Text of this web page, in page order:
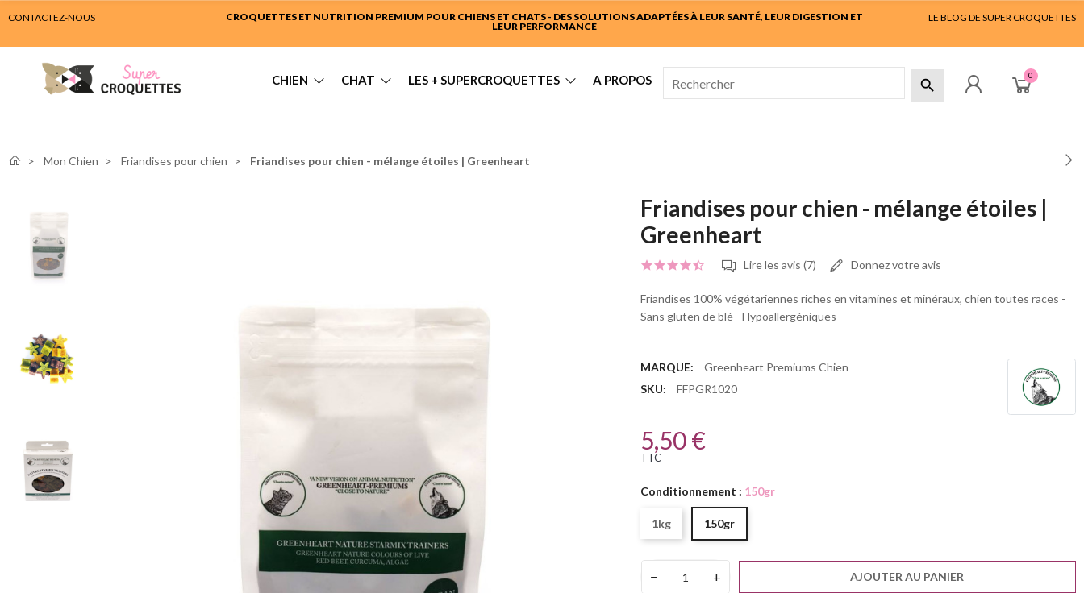
CONTACTEZ-NOUS
CROQUETTES ET NUTRITION PREMIUM POUR CHIENS ET CHATS - DES SOLUTIONS ADAPTÉES À LEUR SANTÉ, LEUR DIGESTION ET
LEUR PERFORMANCE
LE BLOG DE SUPER CROQUETTES
CHIEN CHAT LES + SUPERCROQUETTES A PROPOS 
0
Mon Chien Friandises pour chien Friandises pour chien - mélange étoiles | Greenheart
Friandises pour chien - mélange étoiles |
Greenheart
Lire les avis (7) Donnez votre avis
Friandises 100% végétariennes riches en vitamines et minéraux, chien toutes races -
Sans gluten de blé - Hypoallergéniques
MARQUE:
Greenheart Premiums Chien
SKU:
FFPGR1020
5,50 €
TTC
Conditionnement : 150gr
1kg 150gr
− + AJOUTER AU PANIER